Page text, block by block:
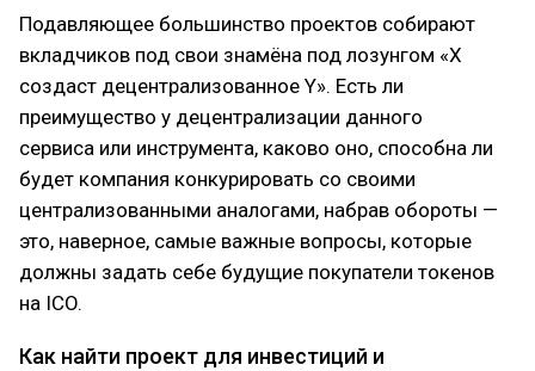
Подавляющее большинство проектов собирают
вкладчиков под свои знамёна под лозунгом «X
создаст децентрализованное Y». Есть ли
преимущество у децентрализации данного
сервиса или инструмента, каково оно, способна ли
будет компания конкурировать со своими
централизованными аналогами, набрав обороты —
это, наверное, самые важные вопросы, которые
должны задать себе будущие покупатели токенов
на ICO.
Как найти проект для инвестиций и